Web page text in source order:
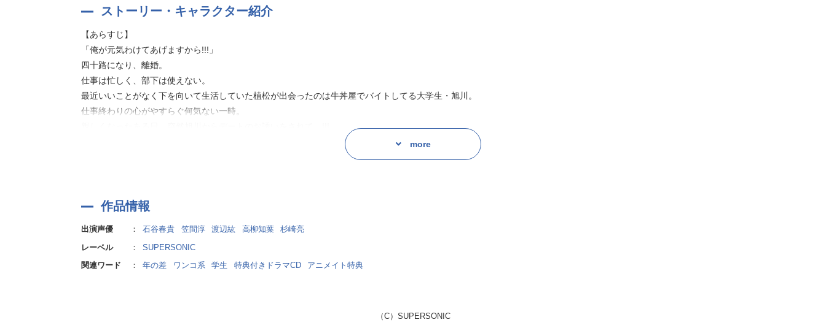
いつもの日常が、小さな出会いで色を変える。
いくつになっても、人を愛することって素敵だなぁと心洗われる名作です♪
ストーリー・キャラクター紹介
【あらすじ】
「俺が元気わけてあげますから!!!」
四十路になり、離婚。
仕事は忙しく、部下は使えない。
最近いいことがなく下を向いて生活していた植松が出会ったのは牛丼屋でバイトしてる大学生・旭川。
仕事終わりの心がやすらぐ何気ない一時。
ゆくえ萌葱が贈る、ワンコ系大学生×四十路やもめおじさん(娘あり)の年の差BL。
植松（CV：笠間淳）
咲子（CV：高柳知葉）
more
作品情報
出演声優 ： 石谷春貴 笠間淳 渡辺紘 高柳知葉
杉崎亮
レーベル
：
SUPERSONIC
関連ワード
： 年の差 ワンコ系 学生 特典付きドラマCD アニメイト特典
（C）SUPERSONIC